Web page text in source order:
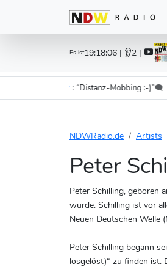
Es ist19:18:08 | 👂2 |
“Distanz-Mobbing :-)”🗨️ Kangaroo
NDWRadio.de Artists
Peter
Peter Schilling, geboren
wurde. Schilling ist vor
Neuen Deutschen Welle
Peter Schilling begann
losgelöst)“ zu finden ist.